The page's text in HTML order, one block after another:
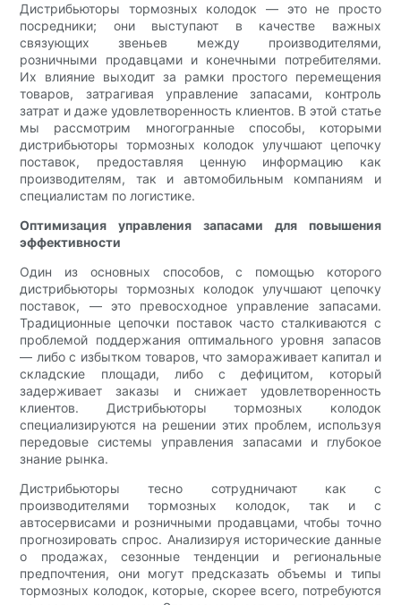
Дистрибьюторы тормозных колодок — это не просто
посредники; они выступают в качестве важных
связующих звеньев между производителями,
розничными продавцами и конечными потребителями.
Их влияние выходит за рамки простого перемещения
товаров, затрагивая управление запасами, контроль
затрат и даже удовлетворенность клиентов. В этой статье
мы рассмотрим многогранные способы, которыми
дистрибьюторы тормозных колодок улучшают цепочку
поставок, предоставляя ценную информацию как
производителям, так и автомобильным компаниям и
специалистам по логистике.
Оптимизация управления запасами для повышения
эффективности
Один из основных способов, с помощью которого
дистрибьюторы тормозных колодок улучшают цепочку
поставок, — это превосходное управление запасами.
Традиционные цепочки поставок часто сталкиваются с
проблемой поддержания оптимального уровня запасов
— либо с избытком товаров, что замораживает капитал и
складские площади, либо с дефицитом, который
задерживает заказы и снижает удовлетворенность
клиентов. Дистрибьюторы тормозных колодок
специализируются на решении этих проблем, используя
передовые системы управления запасами и глубокое
знание рынка.
Дистрибьюторы тесно сотрудничают как с
производителями тормозных колодок, так и с
автосервисами и розничными продавцами, чтобы точно
прогнозировать спрос. Анализируя исторические данные
о продажах, сезонные тенденции и региональные
предпочтения, они могут предсказать объемы и типы
тормозных колодок, которые, скорее всего, потребуются